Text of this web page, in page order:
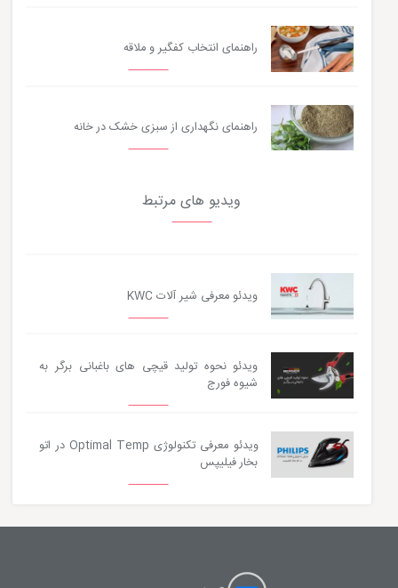
راهنمای انتخاب کفگیر و ملاقه
راهنمای نگهداری از سبزی خشک در خانه
ویدیو های مرتبط
ویدئو معرفی شیر آلات KWC
ویدئو نحوه تولید قیچی های باغبانی برگر به
شیوه فورج
ویدئو معرفی تکنولوژی Optimal Temp در اتو
بخار فیلیپس